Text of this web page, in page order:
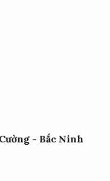
- Bắc Ninh